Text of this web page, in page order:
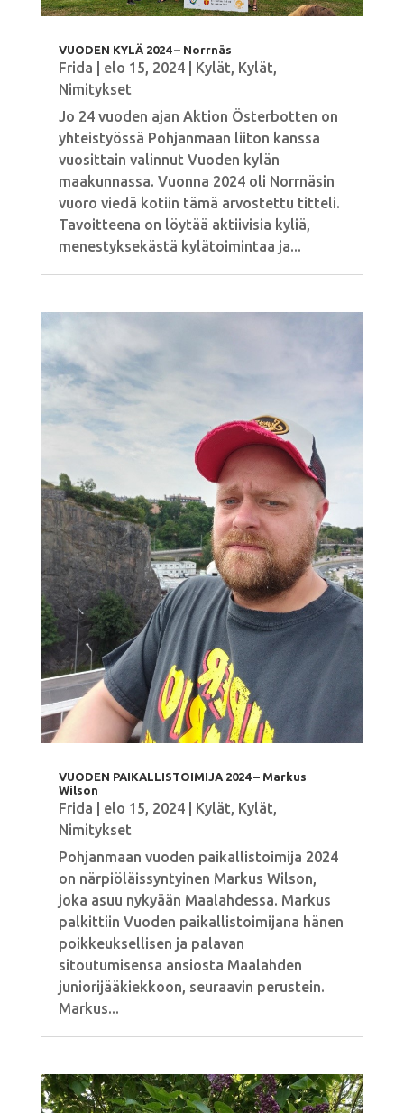
VUODEN KYLÄ 2024 – Norrnäs
Frida elo 15, 2024| Kylät, Kylät,
Nimitykset
Jo 24 vuoden ajan Aktion Österbotten on
yhteistyössä Pohjanmaan liiton kanssa
vuosittain valinnut Vuoden kylän
maakunnassa. Vuonna 2024 oli Norrnäsin
vuoro viedä kotiin tämä arvostettu titteli.
Tavoitteena on löytää aktiivisia kyliä,
menestyksekästä kylätoimintaa ja...
VUODEN PAIKALLISTOIMIJA 2024 – Markus
Wilson
Frida elo 15, 2024| Kylät, Kylät,
Nimitykset
Pohjanmaan vuoden paikallistoimija 2024
on närpiöläissyntyinen Markus Wilson,
joka asuu nykyään Maalahdessa. Markus
palkittiin Vuoden paikallistoimijana hänen
poikkeuksellisen ja palavan
sitoutumisensa ansiosta Maalahden
juniorijääkiekkoon, seuraavin perustein.
Markus...